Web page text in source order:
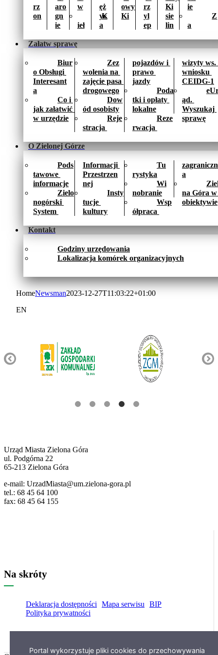
rz
on
aro
gn
ie
w
K
ieł
ęż
yc
a
owy
Ki
rz
yl
ep
Ki
sie
lin
ie
Z
a
Załatw sprawę
Biur
o Obsługi
Interesant
a
Co i
jak załatwić
w urzędzie
Zez
wolenia na
zajęcie pasa
drogowego
Dow
ód osobisty
Reje
stracja
pojazdów i
prawo
jazdy
Poda
tki i opłaty
lokalne
Reze
rwacja
wizyty ws.
wniosku
CEIDG-1
ąd.
Wyszukaj
sprawę
O Zielonej Górze
Pods
tawowe
informacje
Zielo
nogórski
System
Informacji
Przestrzen
nej
Insty
tucje
kultury
Tu
rystyka
Wi
nobranie
Wsp
ółpraca
zagraniczn
a
na Góra w
obiektywie
Kontakt
Godziny urzędowania
Lokalizacja komórek organizacyjnych
HomeNewsman2023-12-27T11:03:22+01:00
EN
dane
Urząd Miasta Zielona Góra
ul. Podgórna 22
65-213 Zielona Góra
e-mail: UrzadMiasta@um.zielona-gora.pl
tel.: 68 45 64 100
fax: 68 45 64 155
Na skróty
Deklaracja dostępności Mapa serwisu
BIP
Polityka prywatności
Portal wykorzystuje pliki cookies do przechowywania